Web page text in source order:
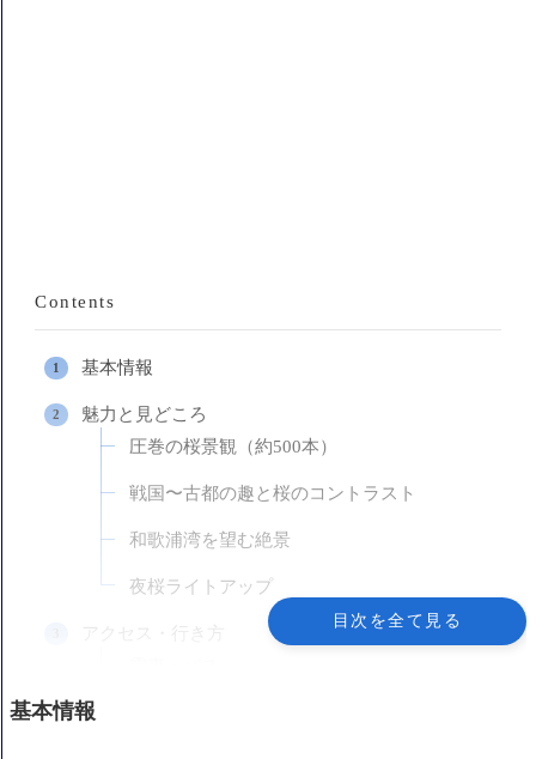
Contents
目次を全て見る
基本情報
魅力と見どころ
圧巻の桜景観（約500本）
戦国〜古都の趣と桜のコントラスト
和歌浦湾を望む絶景
夜桜ライトアップ
アクセス・行き方
基本情報